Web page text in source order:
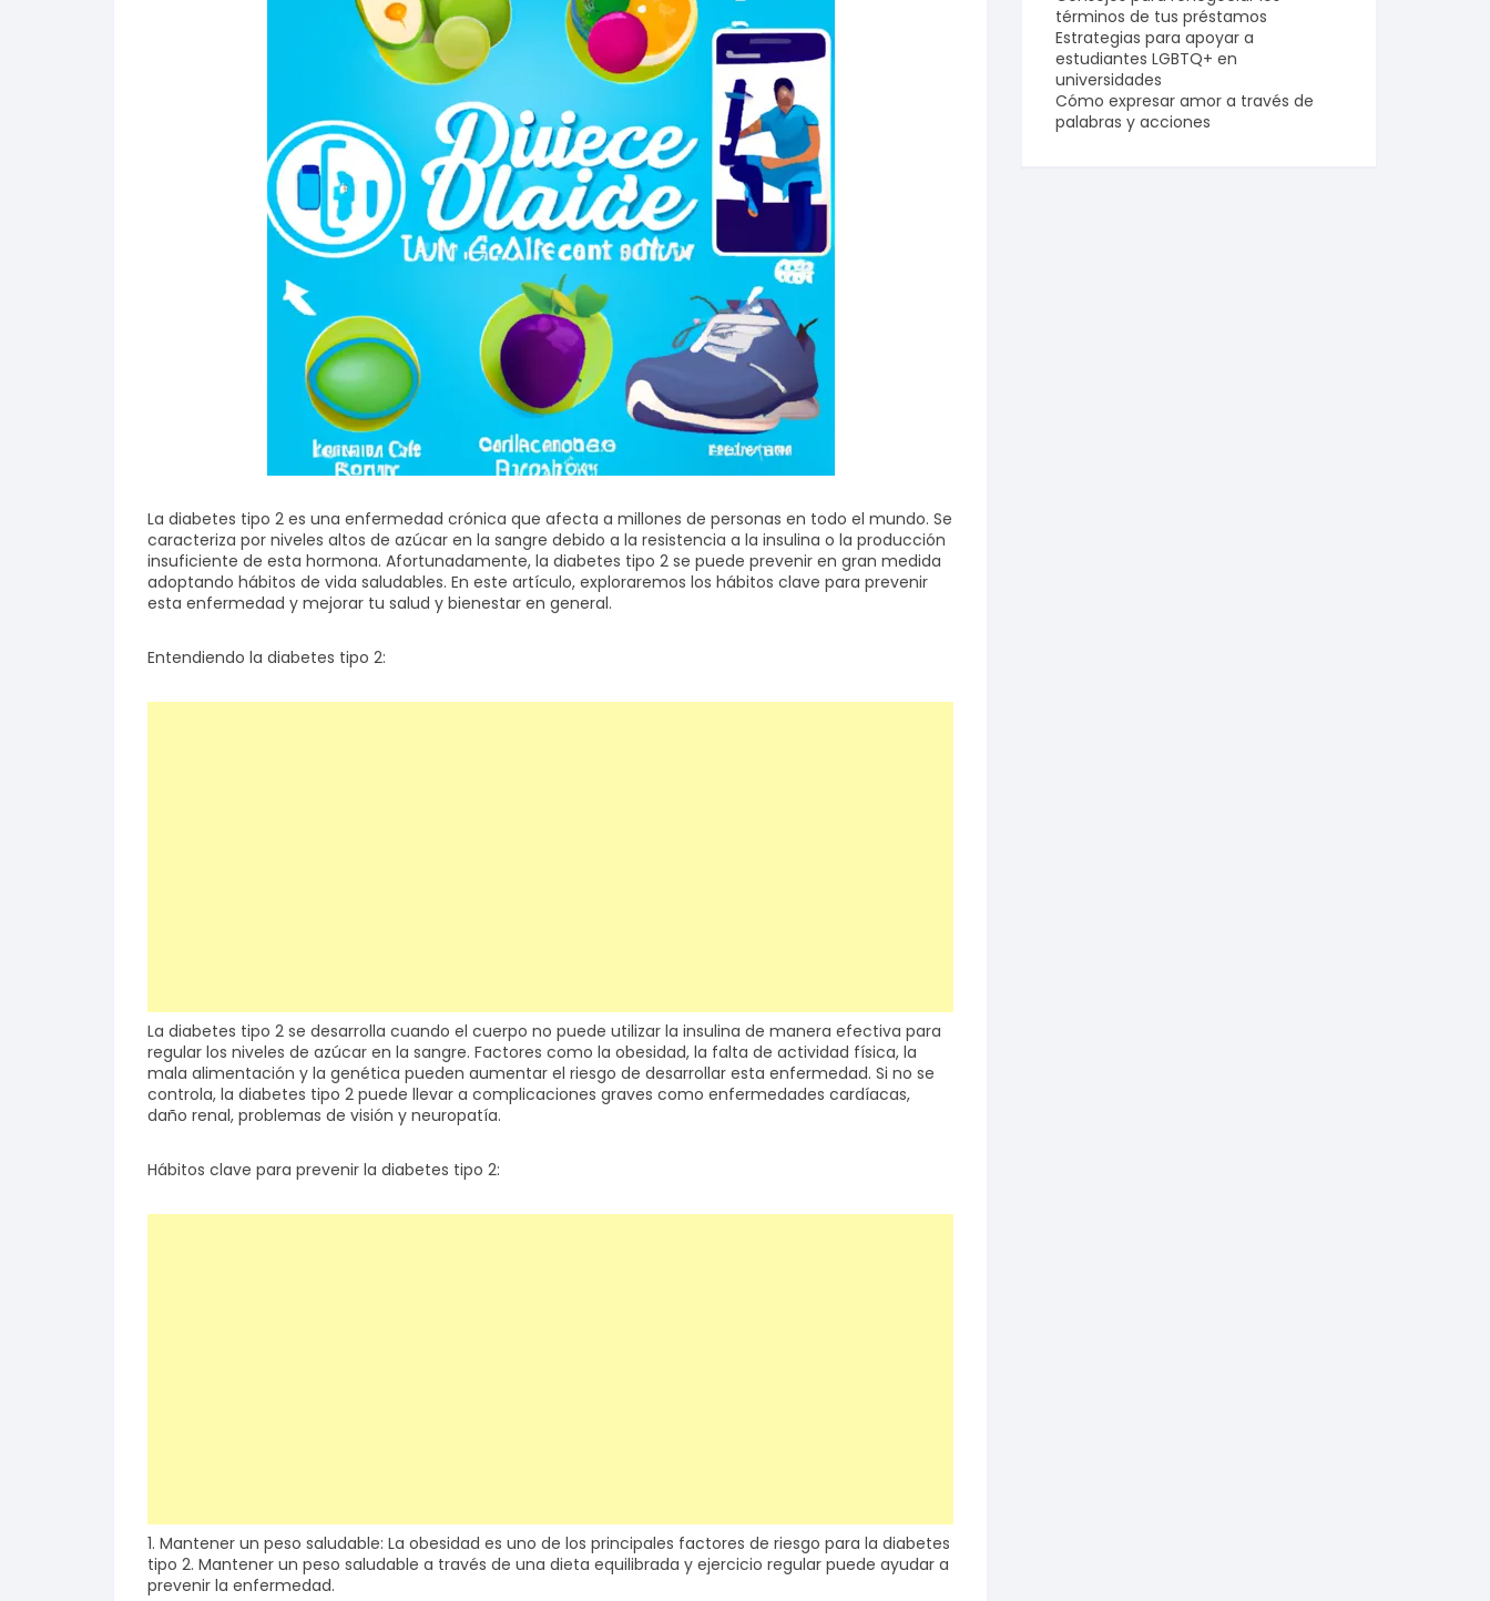
Reseñas
Actualidad
La diabetes tipo 2 es una enfermedad crónica que afecta a millones de personas en todo el mundo. Se
caracteriza por niveles altos de azúcar en la sangre debido a la resistencia a la insulina o la producción
insuficiente de esta hormona. Afortunadamente, la diabetes tipo 2 se puede prevenir en gran medida
adoptando hábitos de vida saludables. En este artículo, exploraremos los hábitos clave para prevenir
esta enfermedad y mejorar tu salud y bienestar en general.
Entendiendo la diabetes tipo 2:
La diabetes tipo 2 se desarrolla cuando el cuerpo no puede utilizar la insulina de manera efectiva para
regular los niveles de azúcar en la sangre. Factores como la obesidad, la falta de actividad física, la
mala alimentación y la genética pueden aumentar el riesgo de desarrollar esta enfermedad. Si no se
controla, la diabetes tipo 2 puede llevar a complicaciones graves como enfermedades cardíacas,
daño renal, problemas de visión y neuropatía.
Hábitos clave para prevenir la diabetes tipo 2:
1. Mantener un peso saludable: La obesidad es uno de los principales factores de riesgo para la diabetes
tipo 2. Mantener un peso saludable a través de una dieta equilibrada y ejercicio regular puede ayudar a
prevenir la enfermedad.
términos de tus préstamos
Estrategias para apoyar a
estudiantes LGBTQ+ en
universidades
Cómo expresar amor a través de
palabras y acciones